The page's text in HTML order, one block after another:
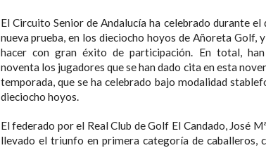
El Circuito Senior de Andalucía ha celebrado durante el
nueva prueba, en los dieciocho hoyos de Añoreta Golf,
hacer con gran éxito de participación. En total,
noventa los jugadores que se han dado cita en esta
temporada, que se ha celebrado bajo modalidad
dieciocho hoyos.
El federado por el Real Club de Golf El Candado, José
llevado el triunfo en primera categoría de caballeros,